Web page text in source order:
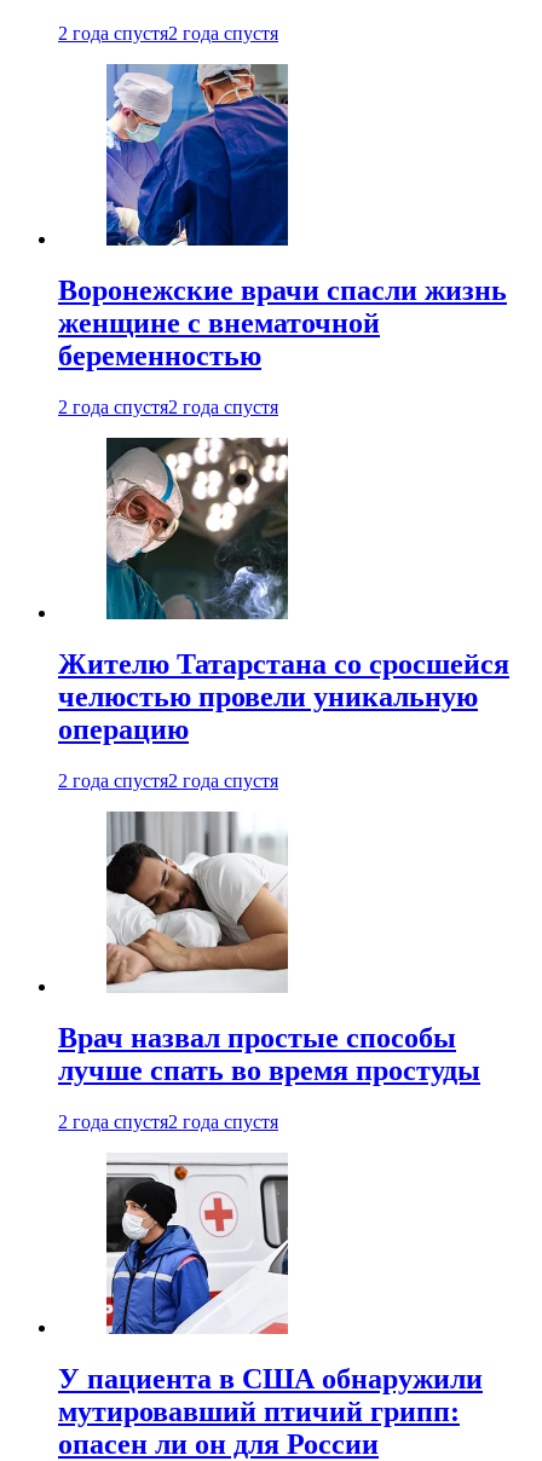
2 года спустя2 года спустя
Воронежские врачи спасли жизнь
женщине с внематочной
беременностью
2 года спустя2 года спустя
Жителю Татарстана со сросшейся
челюстью провели уникальную
операцию
2 года спустя2 года спустя
Врач назвал простые способы
лучше спать во время простуды
2 года спустя2 года спустя
У пациента в США обнаружили
мутировавший птичий грипп:
опасен ли он для России